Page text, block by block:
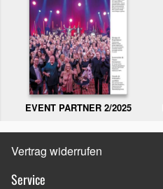
EVENT PARTNER 2/2025
Vertrag widerrufen
Service